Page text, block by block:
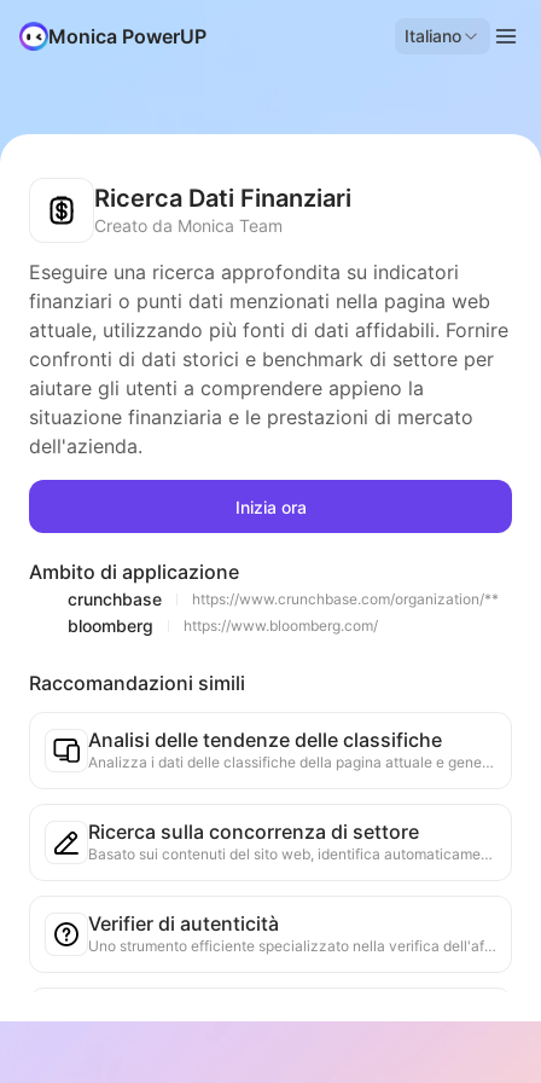
Monica PowerUP Italiano
Ricerca Dati Finanziari
Creato da Monica Team
Eseguire una ricerca approfondita su indicatori
finanziari o punti dati menzionati nella pagina web
attuale, utilizzando più fonti di dati affidabili. Fornire
confronti di dati storici e benchmark di settore per
aiutare gli utenti a comprendere appieno la
situazione finanziaria e le prestazioni di mercato
dell'azienda.
Inizia ora
Ambito di applicazione
crunchbase https://www.crunchbase.com/organization/**
bloomberg https://www.bloomberg.com/
Raccomandazioni simili
Analisi delle tendenze delle classifiche
Analizza i dati delle classifiche della pagina attuale e genera un rapporto sulle tendenze. Identifica le categorie popolari, i tipi di prodotti in rapida ascesa e le tecnologie emergenti. Fornisce approfondimenti di mercato immediati per aiutarti a comprendere le ultime tendenze dei prodotti e le dinamiche di mercato.
Ricerca sulla concorrenza di settore
Basato sui contenuti del sito web, identifica automaticamente il settore in cui opera l'azienda e i principali concorrenti. Genera un rapporto dettagliato sull'analisi della concorrenza, inclusi quote di mercato, confronto dei prodotti e analisi SWOT, per aiutare a comprendere il posizionamento dell'azienda nel settore.
Verifier di autenticità
Uno strumento efficiente specializzato nella verifica dell'affidabilità dei contenuti web. Identifica automaticamente dichiarazioni e dati chiave, confrontandoli con fonti esterne affidabili. Valuta l'affidabilità delle dichiarazioni importanti, fornendo spiegazioni dei risultati della verifica e collegamenti alle fonti dei fatti. Contribuisce a migliorare l'alfabetizzazione informativa e a prevenire la diffusione di informazioni false.
Strumento di ricerca delle argomentazioni